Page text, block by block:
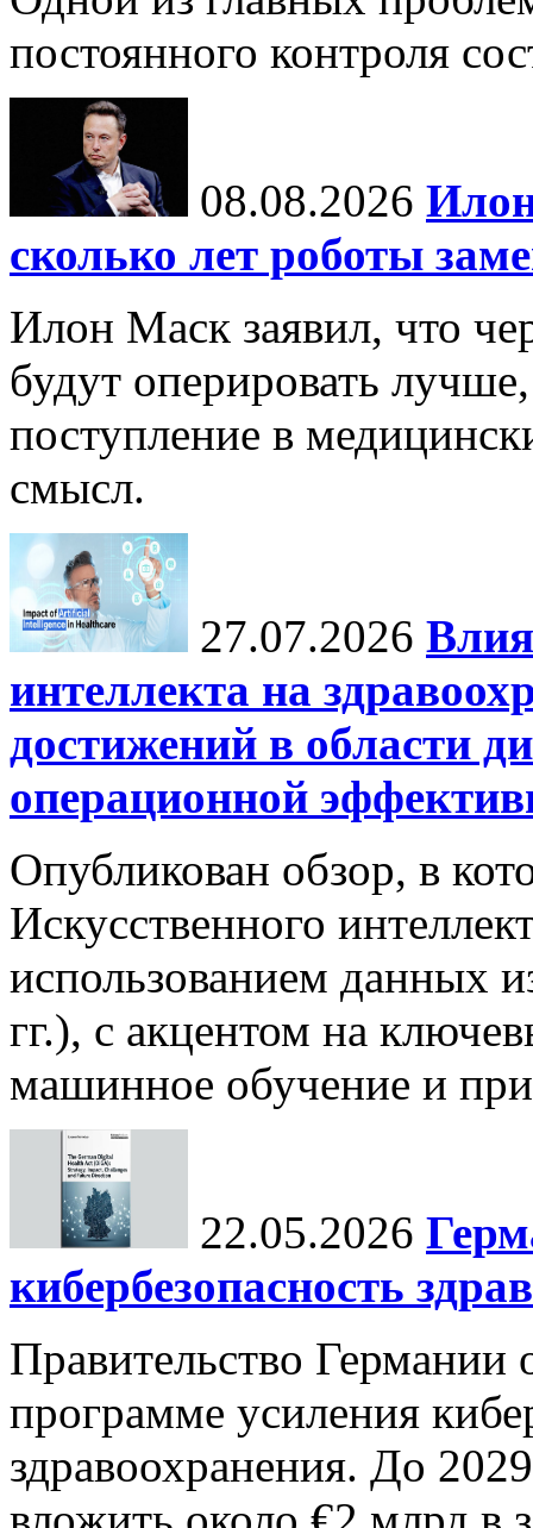
постоянного контроля
08.08.2026
сколько лет роботы
Илон Маск заявил, что
будут оперировать
поступление в
смысл.
27.07.2026
интеллекта на
достижений в области
операционной
Опубликован обзор, в
Искусственного
использованием данных
гг.), с акцентом на
машинное обучение и
22.05.2026
кибербезопасность
Правительство
программе усиления
здравоохранения. До